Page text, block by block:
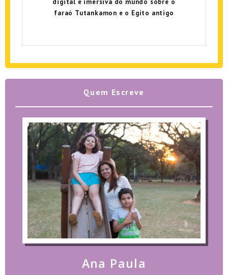
digital e imersiva do mundo sobre o
faraó Tutankamon e o Egito antigo
Quem Escreve
Ana Paula